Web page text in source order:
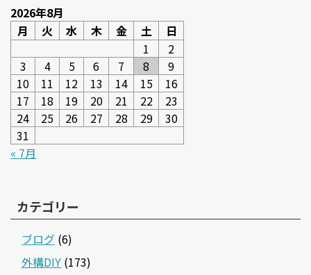
2026年8月
月
火 水 木 金 土
日
1
2
3
4 5 6 7 8
9
10
11 12 13 14 15
16
17
18 19 20 21 22
23
24
25 26 27 28 29
30
31
« 7月
カテゴリー
ブログ (6)
外構DIY (173)